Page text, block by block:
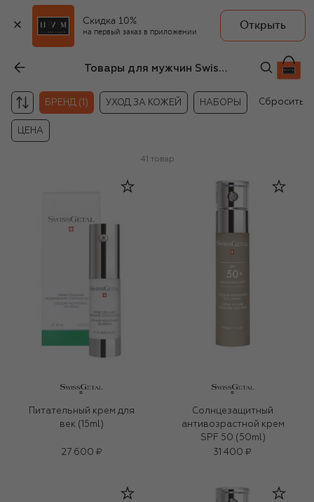
Скидка 10%
на первый заказ в приложении
Открыть
Товары для мужчин Swissgetal
БРЕНД (1) УХОД ЗА КОЖЕЙ НАБОРЫ Сбросить
ЦЕНА
41 товар
Питательный крем для
век (15ml)
27 600 ₽
Солнцезащитный
антивозрастной крем
SPF 50 (50ml)
31 400 ₽